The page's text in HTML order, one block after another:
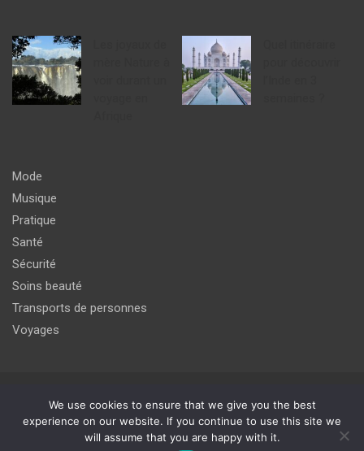
Mode
Musique
Pratique
Santé
Sécurité
Soins beauté
Transports de personnes
Voyages
Copyright © 2026agir pour un meilleur avenir du monde de
l'internet
Thème par :Theme Horse
We use cookies to ensure that we give you the best
experience on our website. If you continue to use this site we
will assume that you are happy with it.